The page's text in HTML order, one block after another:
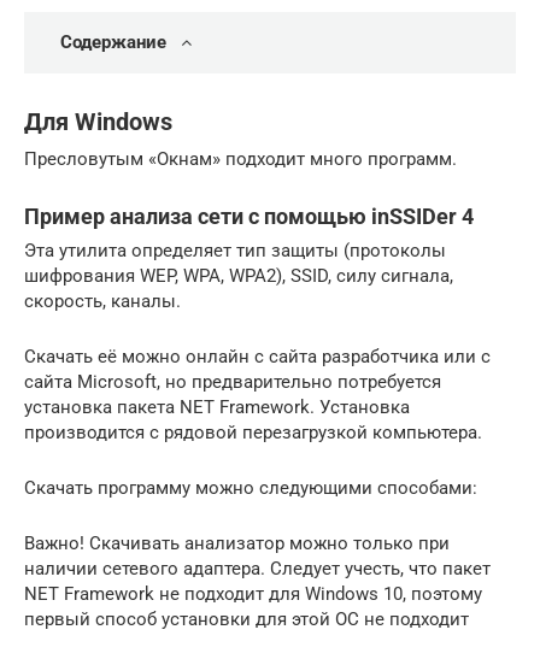
Содержание
Для Windows
Пресловутым «Окнам» подходит много программ.
Пример анализа сети с помощью inSSIDer 4
Эта утилита определяет тип защиты (протоколы
шифрования WEP, WPA, WPA2), SSID, силу сигнала,
скорость, каналы.
Скачать её можно онлайн с сайта разработчика или с
сайта Microsoft, но предварительно потребуется
установка пакета NET Framework. Установка
производится с рядовой перезагрузкой компьютера.
Скачать программу можно следующими способами:
Важно! Скачивать анализатор можно только при
наличии сетевого адаптера. Следует учесть, что пакет
NET Framework не подходит для Windows 10, поэтому
первый способ установки для этой ОС не подходит